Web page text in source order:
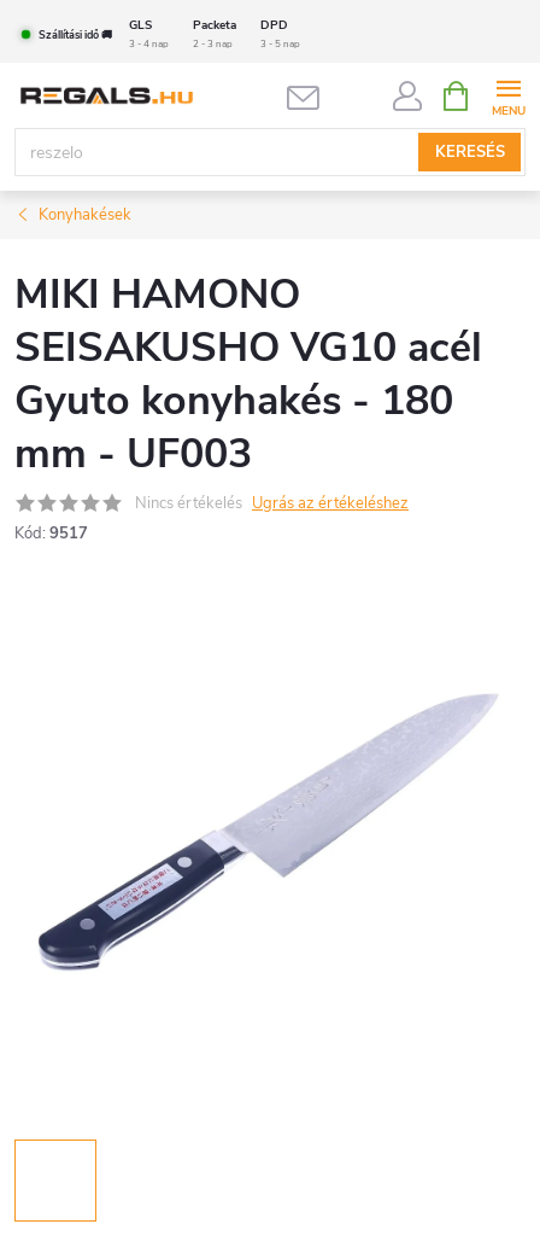
tartalomhoz
Szállítási idő 🚚
GLS Packeta DPD
3 - 4 nap 2 - 3 nap 3 - 5 nap
KERESÉS
KOSÁR
Konyhakések
MIKI HAMONO
SEISAKUSHO VG10 acél
Gyuto konyhakés - 180
mm - UF003
Nincs értékelés Ugrás az értékeléshez
Kód: 9517